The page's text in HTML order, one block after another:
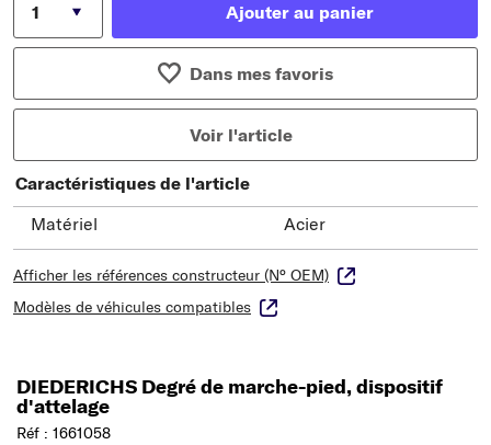
Ajouter au panier
Dans mes favoris
Voir l'article
Caractéristiques de l'article
Matériel
Acier
Afficher les références constructeur (N° OEM)
Modèles de véhicules compatibles
DIEDERICHS Degré de marche-pied, dispositif
d'attelage
Réf : 1661058